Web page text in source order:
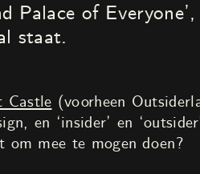
Palace of
staat.
Castle (voorheen
en ‘insider’ en
om mee te mogen doen?